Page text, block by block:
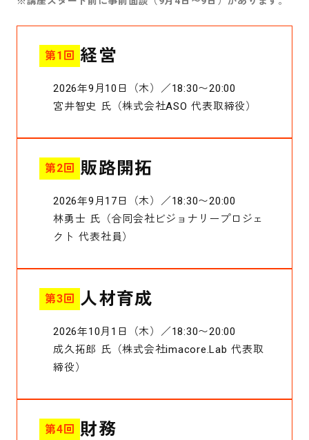
第1回 経営
2026年9月10日（木）／18:30〜20:00
宮井智史 氏（株式会社ASO 代表取締役）
第2回 販路開拓
2026年9月17日（木）／18:30〜20:00
林勇士 氏（合同会社ビジョナリープロジェ
クト 代表社員）
第3回 人材育成
2026年10月1日（木）／18:30〜20:00
成久拓郎 氏（株式会社imacore.Lab 代表取
締役）
第4回 財務